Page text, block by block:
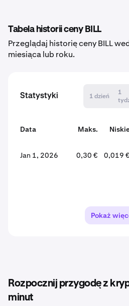
Tabela historii ceny BILL
Przeglądaj historię ceny BILL
miesiąca lub roku.
Statystyki 1 dzień
1
Data Maks.
Jan 1, 2026 0,30 € 0,019 €
Pokaż
Rozpocznij przygodę z
minut